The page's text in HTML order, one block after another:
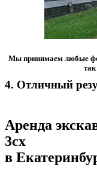
4. Отличный
Мы принимаем любые
Аренда
3cx
в